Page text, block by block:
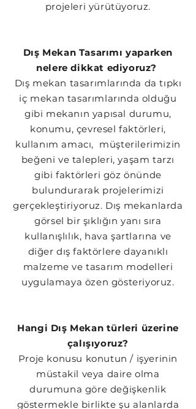
projeleri yürütüyoruz.
Dış Mekan Tasarımı yaparken
nelere dikkat ediyoruz?
Dış mekan tasarımlarında da tıpkı
iç mekan tasarımlarında olduğu
gibi mekanın yapısal durumu,
konumu, çevresel faktörleri,
kullanım amacı, müşterilerimizin
beğeni ve talepleri, yaşam tarzı
gibi faktörleri göz önünde
bulundurarak projelerimizi
gerçekleştiriyoruz. Dış mekanlarda
görsel bir şıklığın yanı sıra
kullanışlılık, hava şartlarına ve
diğer dış faktörlere dayanıklı
malzeme ve tasarım modelleri
uygulamaya özen gösteriyoruz.
Hangi Dış Mekan türleri üzerine
çalışıyoruz?
Proje konusu konutun / işyerinin
müstakil veya daire olma
durumuna göre değişkenlik
göstermekle birlikte şu alanlarda